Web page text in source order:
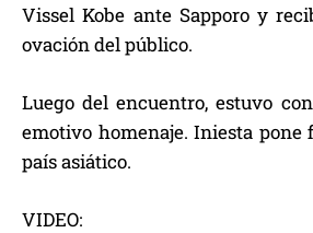
Vissel Kobe ante Sapporo y
ovación del público.
Luego del encuentro, estuvo
emotivo homenaje. Iniesta pone
país asiático.
VIDEO: